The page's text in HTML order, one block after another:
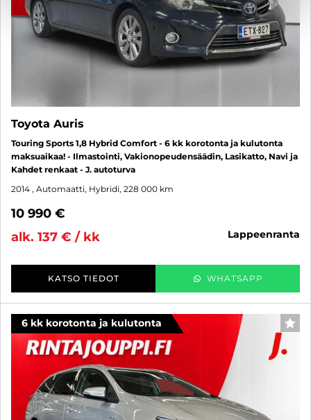
Toyota Auris
Touring Sports 1,8 Hybrid Comfort - 6 kk korotonta ja kulutonta
maksuaikaa! - Ilmastointi, Vakionopeudensäädin, Lasikatto, Navi ja
Kahdet renkaat - J. autoturva
2014 , Automaatti, Hybridi, 228 000 km
10 990 €
alk. 137 € / kk
lappeenranta
KATSO TIEDOT WHATSAPP
6 kk korotonta ja kulutonta